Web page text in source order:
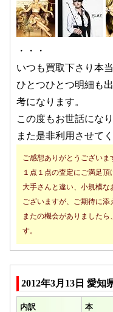
・・・
いつも買取下さり本
ひとつひとつ明細も
考になります。
この度もお世話になり
また是非利用させてく
ご感想ありがとうございま
１点１点の査定にご満足頂
大手さんと違い、小規模な
ございますが、ご期待に添
またの機会がありました
す。
2012年3月13日 愛知
内訳 本